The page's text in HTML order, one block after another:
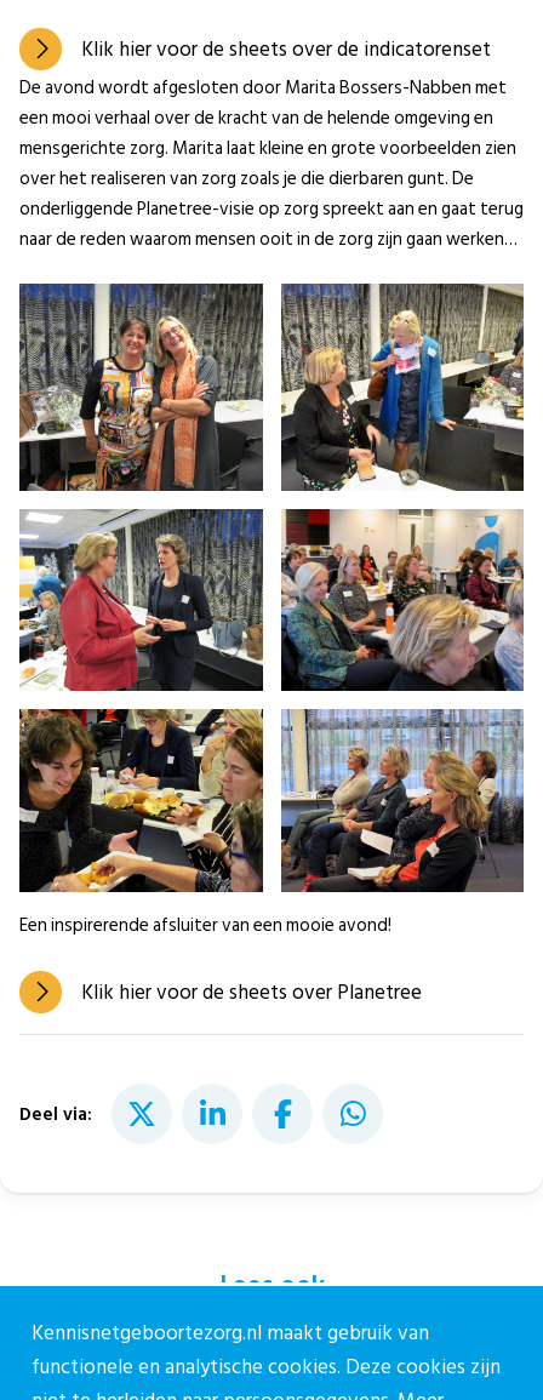
Klik hier voor de sheets over de indicatorenset
De avond wordt afgesloten door Marita Bossers-Nabben met
een mooi verhaal over de kracht van de helende omgeving en
mensgerichte zorg. Marita laat kleine en grote voorbeelden zien
over het realiseren van zorg zoals je die dierbaren gunt. De
onderliggende Planetree-visie op zorg spreekt aan en gaat terug
naar de reden waarom mensen ooit in de zorg zijn gaan werken…
Een inspirerende afsluiter van een mooie avond!
Klik hier voor de sheets over Planetree
Deel via:
Lees ook
18 juni 2026 Organisatie en bekostiging
Kennisnetgeboortezorg.nl maakt gebruik van
functionele en analytische cookies. Deze cookies zijn